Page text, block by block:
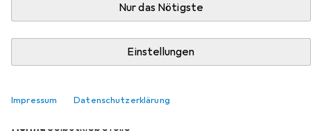
Nur das Nötigste
Einstellungen
Impressum Datenschutzerklärung
Buchfolie
Herma Selbstklebefolie